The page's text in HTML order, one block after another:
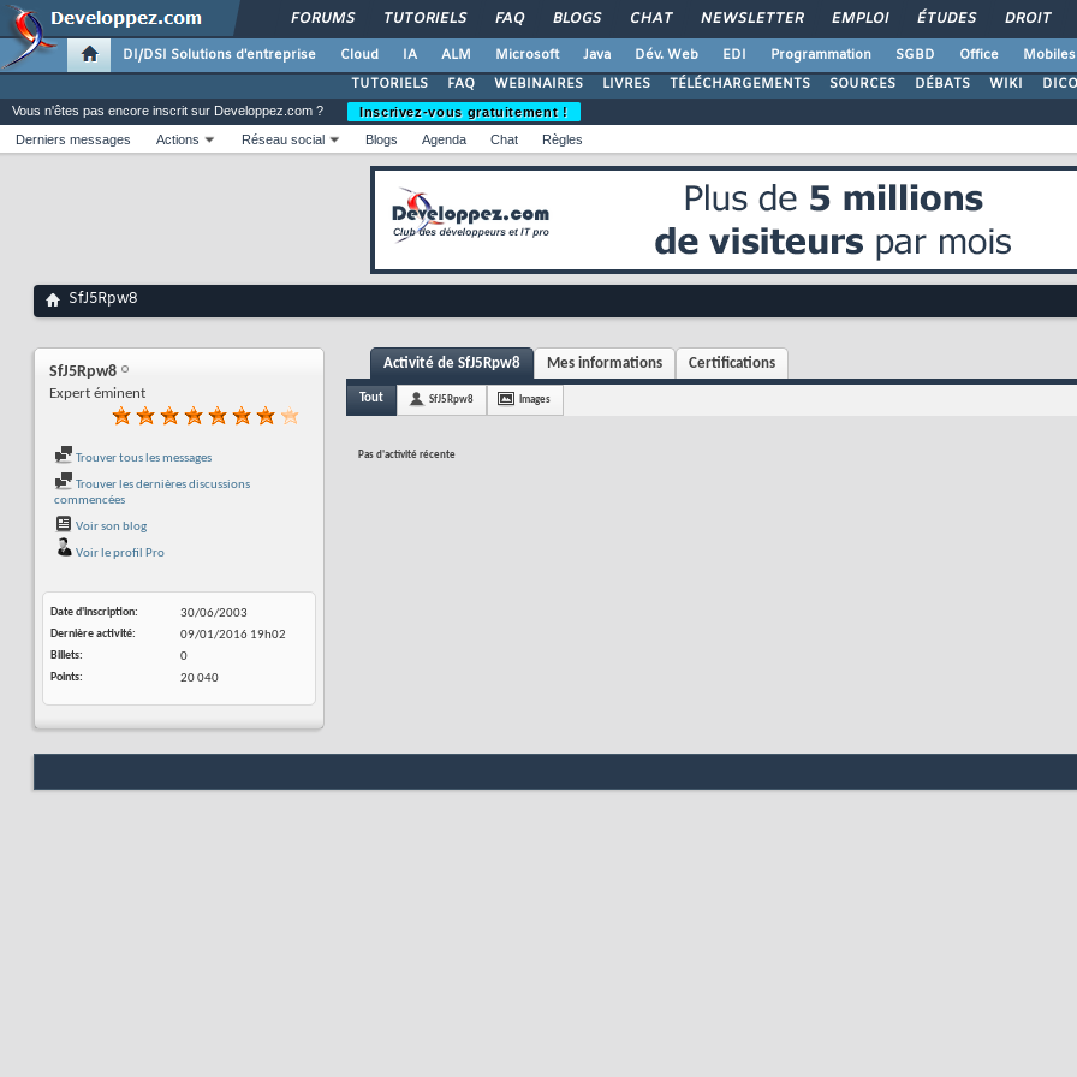
FORUMS TUTORIELS FAQ BLOGS CHAT NEWSLETTER EMPLOI ÉTUDES DROIT
DI/DSI Solutions d'entreprise Cloud IA ALM Microsoft Java Dév. Web EDI Programmation SGBD Office Mobiles
TUTORIELS
FAQ WEBINAIRES LIVRES TÉLÉCHARGEMENTS SOURCES DÉBATS WIKI DICO
Vous n'êtes pas encore inscrit sur Developpez.com ?
Inscrivez-vous gratuitement !
Derniers messages
Actions Réseau social Blogs Agenda Chat Règles
SfJ5Rpw8
SfJ5Rpw8
Expert éminent
Trouver tous les messages
Trouver les dernières discussions
commencées
Voir son blog
Voir le profil Pro
Date d'inscription
30/06/2003
Dernière activité
09/01/2016 19h02
Billets
0
Points
20 040
Activité de SfJ5Rpw8 Mes informations Certifications
Tout SfJ5Rpw8 Images
Pas d'activité récente